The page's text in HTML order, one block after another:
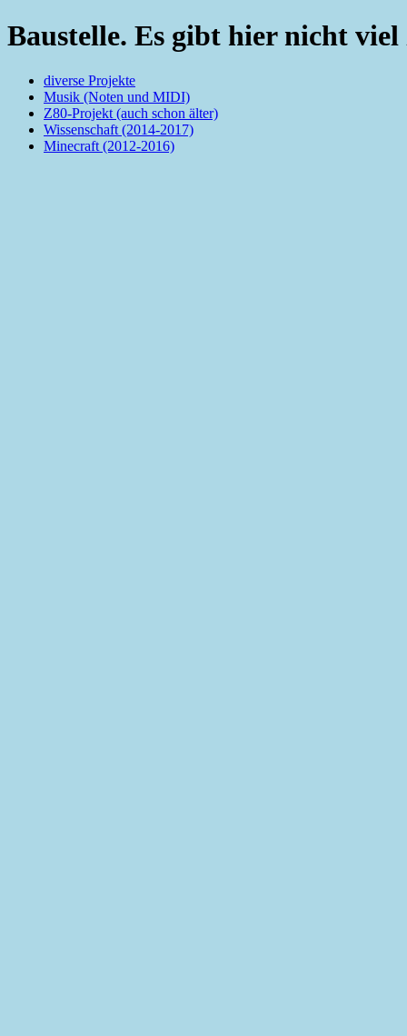
Baustelle. Es gibt hier nicht viel
diverse Projekte
Musik (Noten und MIDI)
Z80-Projekt (auch schon älter)
Wissenschaft (2014-2017)
Minecraft (2012-2016)